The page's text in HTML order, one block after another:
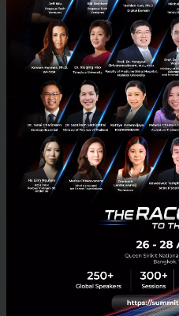
Source:
Gamification ทำให้การเ
การทำให้การศึกษาเป็นเหมื
ของ Flipper Zero ทำให้เรา
อุปกรณ์รอบตัวเราในชีวิตจ
open-source firmware ข้
มากๆ เพราะมันทำให้เรา
การใช้งานให้เป็นแบบไหน